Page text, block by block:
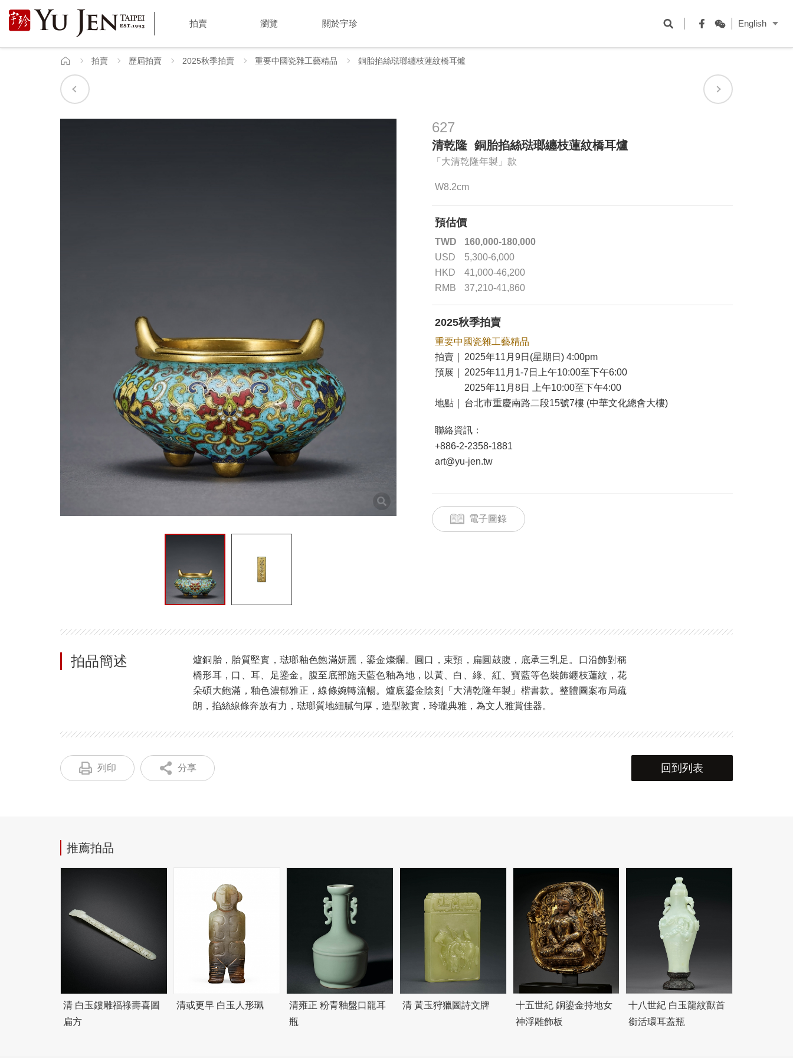
宇
珍
拍賣 瀏覽 關於宇珍
Facebook
WeChat
English
首
頁
拍賣 歷屆拍賣 2025秋季拍賣 重要中國瓷雜工藝精品 銅胎掐絲琺瑯纏枝蓮紋橋耳爐
627
清乾隆 銅胎掐絲琺瑯纏枝蓮紋橋耳爐
「大清乾隆年製」款
W8.2cm
預估價
TWD
160,000-180,000
USD
5,300-6,000
HKD
41,000-46,200
RMB
37,210-41,860
2025秋季拍賣
重要中國瓷雜工藝精品
拍賣｜
2025年11月9日(星期日) 4:00pm
預展｜
2025年11月1-7日上午10:00至下午6:00
2025年11月8日 上午10:00至下午4:00
地點｜
台北市重慶南路二段15號7樓 (中華文化總會大樓)
聯絡資訊：
+886-2-2358-1881
art@yu-jen.tw
電子圖錄
拍品簡述
爐銅胎，胎質堅實，琺瑯釉色飽滿妍麗，鎏金燦爛。圓口，束頸，扁圓鼓腹，底承三乳足。口沿飾對稱
橋形耳，口、耳、足鎏金。腹至底部施天藍色釉為地，以黃、白、綠、紅、寶藍等色裝飾纏枝蓮紋，花
朵碩大飽滿，釉色濃郁雅正，線條婉轉流暢。爐底鎏金陰刻「大清乾隆年製」楷書款。整體圖案布局疏
朗，掐絲線條奔放有力，琺瑯質地細膩勻厚，造型敦實，玲瓏典雅，為文人雅賞佳器。
列印 分享 回到列表
推薦拍品
清 白玉鏤雕福祿壽喜圖
扁方
清或更早 白玉人形珮
清雍正 粉青釉盤口龍耳
瓶
清 黃玉狩獵圖詩文牌
十五世紀 銅鎏金持地女
神浮雕飾板
十八世紀 白玉龍紋獸首
銜活環耳蓋瓶